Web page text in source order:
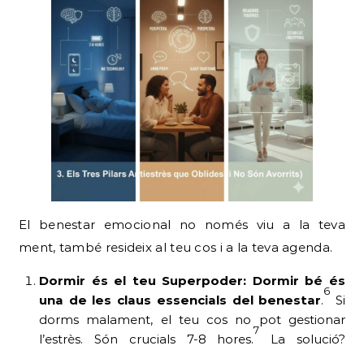
El benestar emocional no només viu a la teva
ment, també resideix al teu cos i a la teva agenda.
Dormir és el teu Superpoder: Dormir bé és
una de les claus essencials del benestar.
6
Si
dorms malament, el teu cos no pot gestionar
l’estrès. Són crucials 7-8 hores.
7
La solució?